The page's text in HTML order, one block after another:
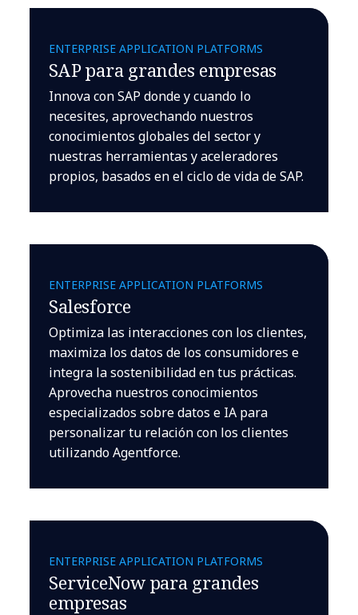
ENTERPRISE APPLICATION PLATFORMS
SAP para grandes empresas
Innova con SAP donde y cuando lo
necesites, aprovechando nuestros
conocimientos globales del sector y
nuestras herramientas y aceleradores
propios, basados en el ciclo de vida de SAP.
ENTERPRISE APPLICATION PLATFORMS
Salesforce
Optimiza las interacciones con los clientes,
maximiza los datos de los consumidores e
integra la sostenibilidad en tus prácticas.
Aprovecha nuestros conocimientos
especializados sobre datos e IA para
personalizar tu relación con los clientes
utilizando Agentforce.
ENTERPRISE APPLICATION PLATFORMS
ServiceNow para grandes
empresas